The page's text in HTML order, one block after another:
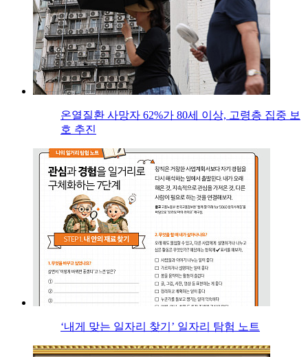
온열질환 사망자 62%가 80세 이상, 고령층 집중 보
호 추진
‘내게 맞는 일자리 찾기’ 일자리 탐험 노트